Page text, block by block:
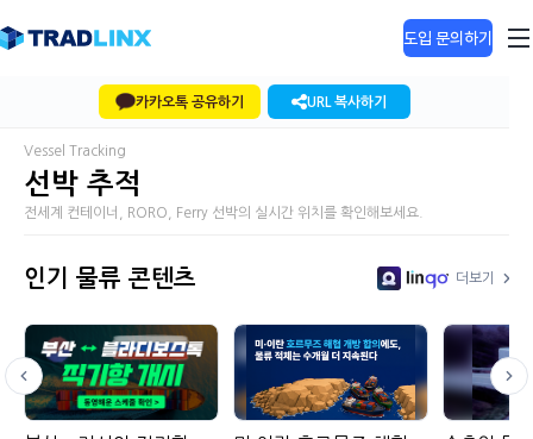
도입 문의하기
카카오톡 공유하기 URL 복사하기
Vessel Tracking
선박 추적
전세계 컨테이너, RORO, Ferry 선박의 실시간 위치를 확인해보세요.
인기 물류 콘텐츠
LinGo
더보기